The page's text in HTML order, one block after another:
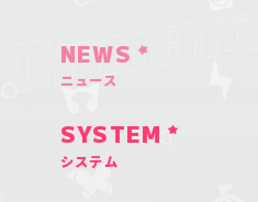
NEWS
ニュース
SYSTEM
システム